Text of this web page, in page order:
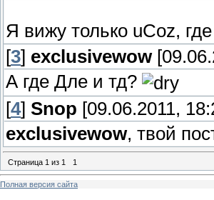
Я вижу только uCoz,
[3] exclusivewow
А где Дле и тд?
[4] Snop [09.06.2011,
exclusivewow, твой
Страница 1 из 1 1
Полная версия сайта